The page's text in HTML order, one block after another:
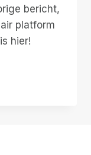
bericht,
platform
hier!